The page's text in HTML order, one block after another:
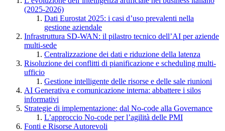
(2025-2026)
Dati Eurostat 2025: i casi d’uso prevalenti nella
gestione aziendale
Infrastruttura SD-WAN: il pilastro tecnico dell’AI per aziende
multi-sede
Centralizzazione dei dati e riduzione della latenza
Risoluzione dei conflitti di pianificazione e scheduling multi-
ufficio
Gestione intelligente delle risorse e delle sale riunioni
AI Generativa e comunicazione interna: abbattere i silos
informativi
Strategie di implementazione: dal No-code alla Governance
L’approccio No-code per l’agilità delle PMI
Fonti e Risorse Autorevoli